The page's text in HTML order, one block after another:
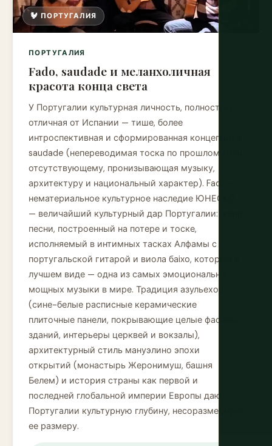
🐓 ПОРТУГАЛИЯ
ПОРТУГАЛИЯ
Fado, saudade и меланхоличная
красота конца света
У Португалии культурная личность, полностью
отличная от Испании — тише, более
интроспективная и сформированная концепцией
saudade (непереводимая тоска по прошлому или
отсутствующему, пронизывающая музыку,
архитектуру и национальный характер). Fado —
нематериальное культурное наследие ЮНЕСКО
— величайший культурный дар Португалии: жанр
песни, построенный на потере и тоске,
исполняемый в интимных тасках Алфамы с
португальской гитарой и виола баixo, который в
лучшем виде — одна из самых эмоционально
мощных музыки в мире. Традиция азульехос
(сине-белые расписные керамические
плиточные панели, покрывающие целые фасады
зданий, интерьеры церквей и вокзалы),
архитектурный стиль мануэлино эпохи
открытий (монастырь Жеронимуш, башня
Белем) и история страны как первой и
последней глобальной империи Европы дают
Португалии культурную глубину, несоразмерную
ее размеру.